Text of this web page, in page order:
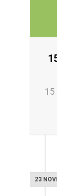
15
23